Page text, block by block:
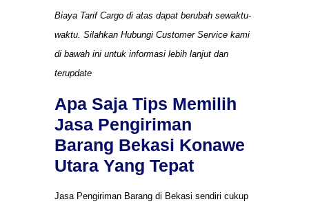
Biaya Tarif Cargo di atas dapat berubah sewaktu-
waktu. Silahkan Hubungi Customer Service kami
di bawah ini untuk informasi lebih lanjut dan
terupdate
Apa Saja Tips Memilih
Jasa Pengiriman
Barang Bekasi Konawe
Utara Yang Tepat
Jasa Pengiriman Barang di Bekasi sendiri cukup